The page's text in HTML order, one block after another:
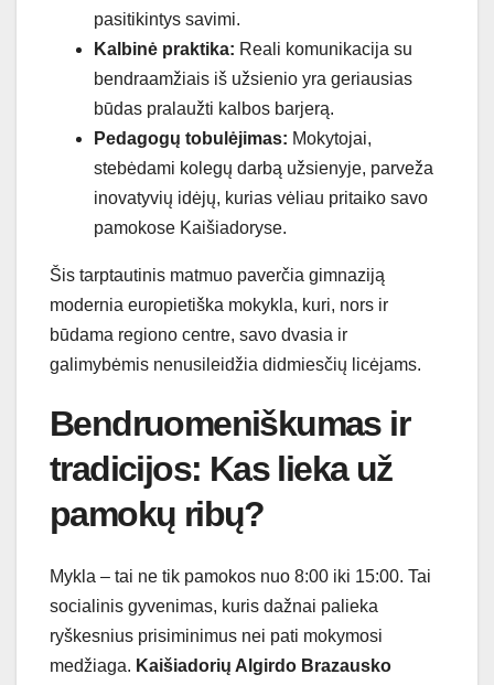
pasitikintys savimi.
Kalbinė praktika: Reali komunikacija su
bendraamžiais iš užsienio yra geriausias
būdas pralaužti kalbos barjerą.
Pedagogų tobulėjimas: Mokytojai,
stebėdami kolegų darbą užsienyje, parveža
inovatyvių idėjų, kurias vėliau pritaiko savo
pamokose Kaišiadoryse.
Šis tarptautinis matmuo paverčia gimnaziją
modernia europietiška mokykla, kuri, nors ir
būdama regiono centre, savo dvasia ir
galimybėmis nenusileidžia didmiesčių licėjams.
Bendruomeniškumas ir
tradicijos: Kas lieka už
pamokų ribų?
Mykla – tai ne tik pamokos nuo 8:00 iki 15:00. Tai
socialinis gyvenimas, kuris dažnai palieka
ryškesnius prisiminimus nei pati mokymosi
medžiaga. Kaišiadorių Algirdo Brazausko